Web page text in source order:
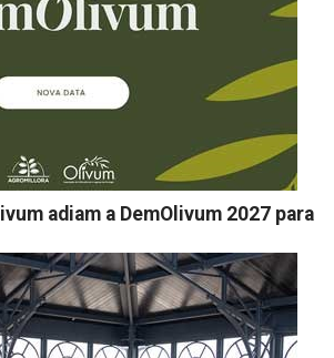
adiam a DemOlivum 2027 para